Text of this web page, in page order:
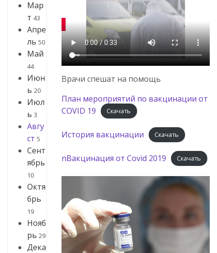
Мар
т 43
Апре
ль 50
Май
44
Июн
ь 20
Июл
ь 3
Авгу
ст 5
Сент
ябрь
10
Октя
брь
19
Нояб
рь 29
Дека
Врачи спешат на помощь
План мероприятий по вакцинации от
COVID 19
Скачать
История вакцинации Скачать
nВакцинация от Covid 2019 Скачать